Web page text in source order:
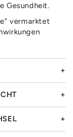
Gesundheit.
vermarktet